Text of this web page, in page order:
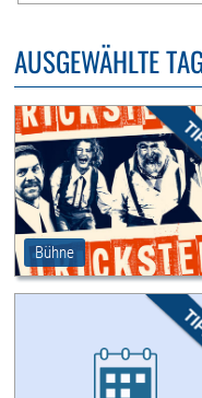
AUSGEWÄHLTE
Bühne